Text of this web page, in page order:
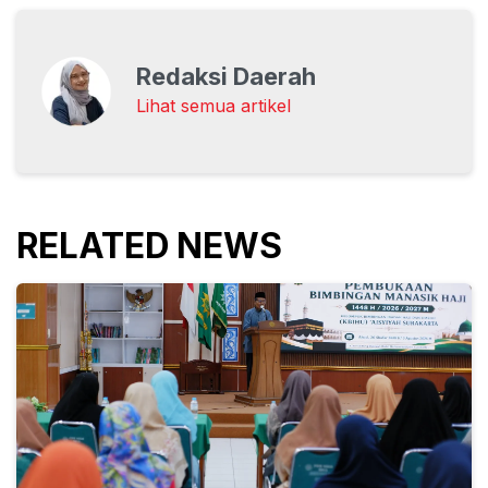
Redaksi Daerah
Lihat semua artikel
RELATED NEWS